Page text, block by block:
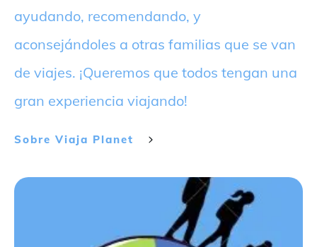
ayudando, recomendando, y
aconsejándoles a otras familias que se van
de viajes. ¡Queremos que todos tengan una
gran experiencia viajando!
Sobre Viaja Planet